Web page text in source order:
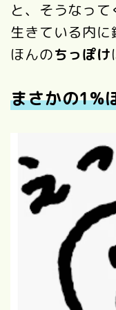
と、そうなって
生きている内に
ほんのちっぽけ
まさかの1%